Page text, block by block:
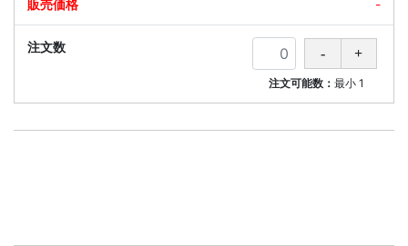
-
注文可能数：最小 1